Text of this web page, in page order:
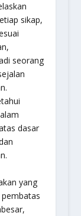
sikap,
seorang
dasar
yang